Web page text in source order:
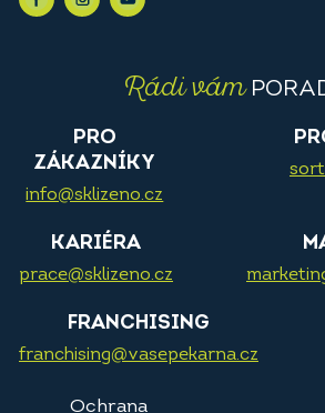
Rádi vám
PRO
ZÁKAZNÍKY
info@sklizeno.cz
KARIÉRA
prace@sklizeno.cz
FRANCHISING
franchising@vasepekarna.cz
Ochrana